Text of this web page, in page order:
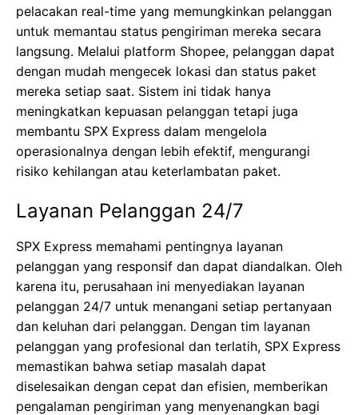
pelacakan real-time yang memungkinkan pelanggan
untuk memantau status pengiriman mereka secara
langsung. Melalui platform Shopee, pelanggan dapat
dengan mudah mengecek lokasi dan status paket
mereka setiap saat. Sistem ini tidak hanya
meningkatkan kepuasan pelanggan tetapi juga
membantu SPX Express dalam mengelola
operasionalnya dengan lebih efektif, mengurangi
risiko kehilangan atau keterlambatan paket.
Layanan Pelanggan 24/7
SPX Express memahami pentingnya layanan
pelanggan yang responsif dan dapat diandalkan. Oleh
karena itu, perusahaan ini menyediakan layanan
pelanggan 24/7 untuk menangani setiap pertanyaan
dan keluhan dari pelanggan. Dengan tim layanan
pelanggan yang profesional dan terlatih, SPX Express
memastikan bahwa setiap masalah dapat
diselesaikan dengan cepat dan efisien, memberikan
pengalaman pengiriman yang menyenangkan bagi